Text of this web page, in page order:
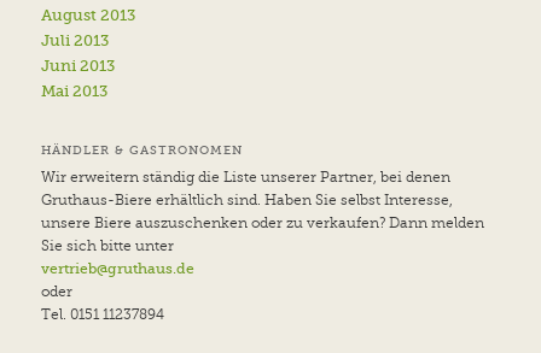
August 2013
Juli 2013
Juni 2013
Mai 2013
HÄNDLER & GASTRONOMEN
Wir erweitern ständig die Liste unserer Partner, bei denen
Gruthaus-Biere erhältlich sind. Haben Sie selbst Interesse,
unsere Biere auszuschenken oder zu verkaufen? Dann melden
Sie sich bitte unter
vertrieb@gruthaus.de
oder
Tel. 0151 11237894